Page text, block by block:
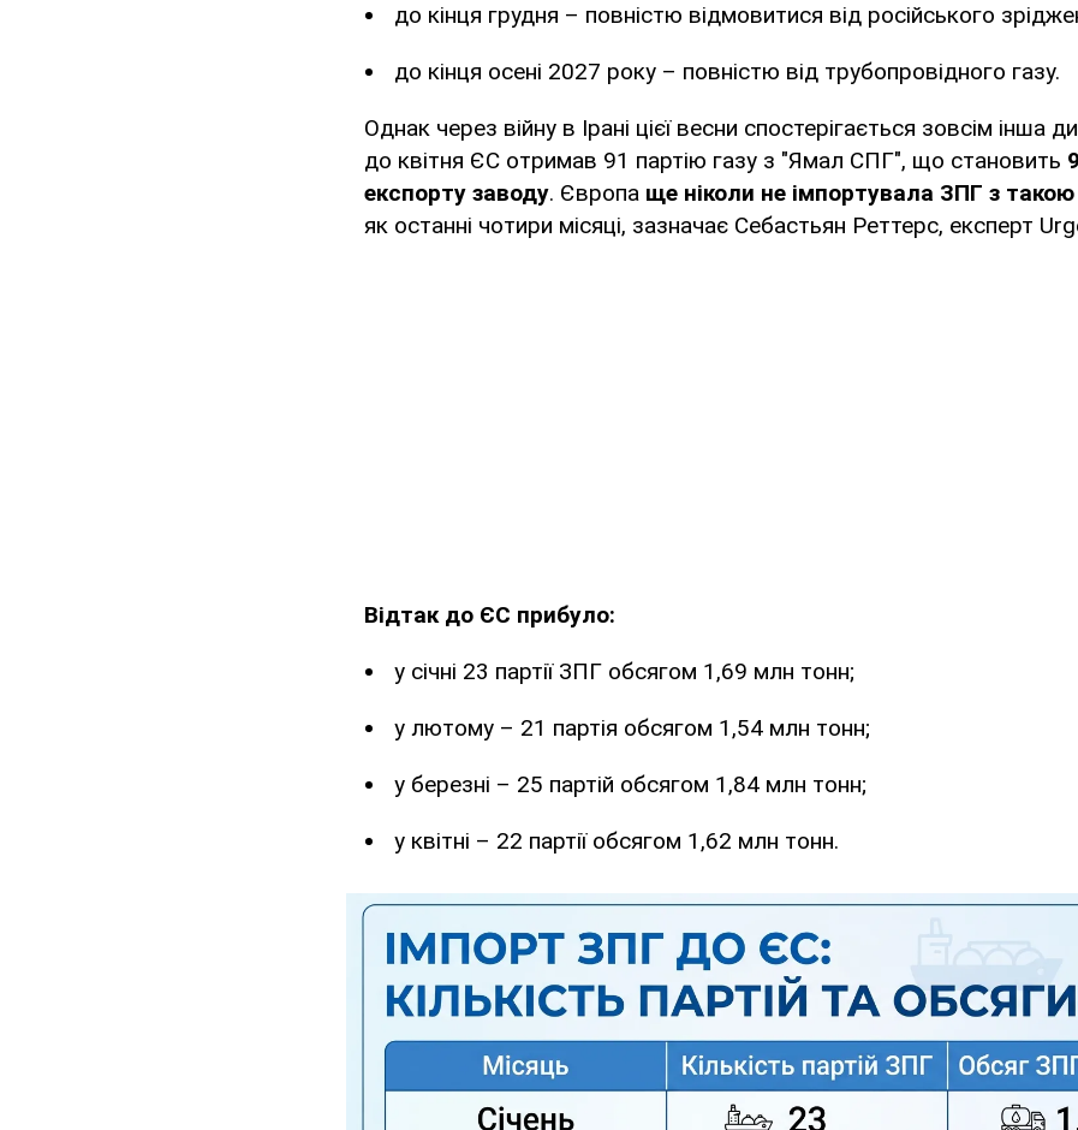
до кінця грудня – повністю відмовитися від російського
до кінця осені 2027 року – повністю від трубопровідного газу.
Однак через війну в Ірані цієї весни спостерігається зовсім інша
до квітня ЄС отримав 91 партію газу з "Ямал СПГ", що становить
експорту заводу. Європа ще ніколи не імпортувала ЗПГ з такою
як останні чотири місяці, зазначає Себастьян Реттерс, експерт
Відтак до ЄС прибуло:
у січні 23 партії ЗПГ обсягом 1,69 млн тонн;
у лютому – 21 партія обсягом 1,54 млн тонн;
у березні – 25 партій обсягом 1,84 млн тонн;
у квітні – 22 партії обсягом 1,62 млн тонн.